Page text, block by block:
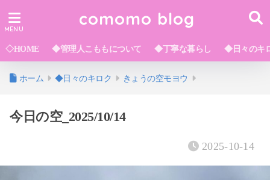
comomo blog
◇HOME ◆管理人こももについて ◆丁寧な暮らし ◆日々のキ
ホーム ◆日々のキロク きょうの空モヨウ
今日の空_2025/10/14
2025-10-14